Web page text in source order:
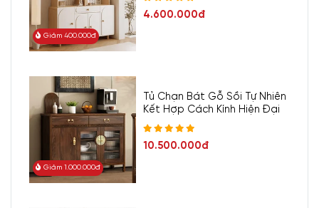
Giảm 400.000đ
4.600.000đ
Giảm 1.000.000đ
Tủ Chạn Bát Gỗ Sồi Tự Nhiên
Kết Hợp Cách Kính Hiện Đại
10.500.000đ